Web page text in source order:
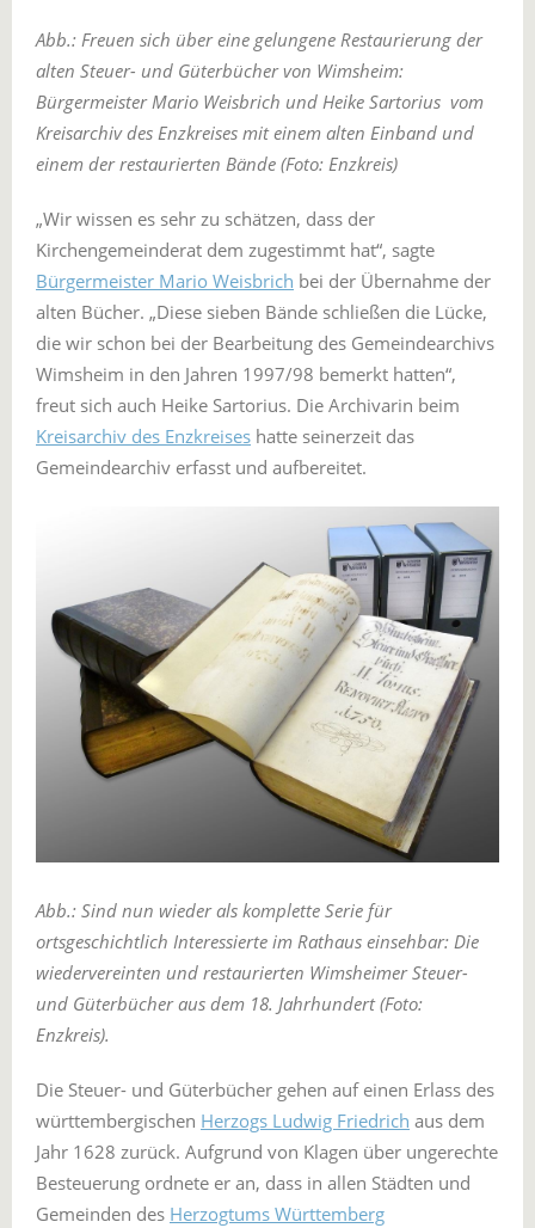
Abb.: Freuen sich über eine gelungene Restaurierung der
alten Steuer- und Güterbücher von Wimsheim:
Bürgermeister Mario Weisbrich und Heike Sartorius vom
Kreisarchiv des Enzkreises mit einem alten Einband und
einem der restaurierten Bände (Foto: Enzkreis)
„Wir wissen es sehr zu schätzen, dass der
Kirchengemeinderat dem zugestimmt hat“, sagte
Bürgermeister Mario Weisbrich bei der Übernahme der
alten Bücher. „Diese sieben Bände schließen die Lücke,
die wir schon bei der Bearbeitung des Gemeindearchivs
Wimsheim in den Jahren 1997/98 bemerkt hatten“,
freut sich auch Heike Sartorius. Die Archivarin beim
Kreisarchiv des Enzkreises hatte seinerzeit das
Gemeindearchiv erfasst und aufbereitet.
Abb.: Sind nun wieder als komplette Serie für
ortsgeschichtlich Interessierte im Rathaus einsehbar: Die
wiedervereinten und restaurierten Wimsheimer Steuer-
und Güterbücher aus dem 18. Jahrhundert (Foto:
Enzkreis).
Die Steuer- und Güterbücher gehen auf einen Erlass des
württembergischen Herzogs Ludwig Friedrich aus dem
Jahr 1628 zurück. Aufgrund von Klagen über ungerechte
Besteuerung ordnete er an, dass in allen Städten und
Gemeinden des Herzogtums Württemberg